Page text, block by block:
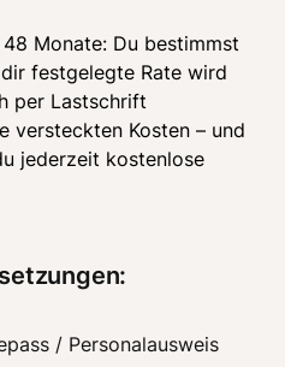
Monate: Du bestimmst
festgelegte Rate wird
per Lastschrift
versteckten Kosten – und
jederzeit kostenlose
/ Personalausweis